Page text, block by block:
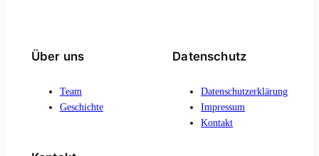
Über uns
Team
Geschichte
Datenschutz
Datenschutzerklärung
Impressum
Kontakt